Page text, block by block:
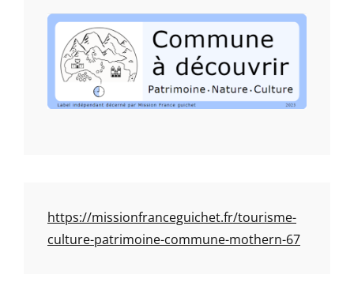
https://missionfranceguichet.fr/tourisme-
culture-patrimoine-commune-mothern-67